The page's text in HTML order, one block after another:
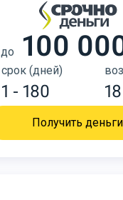
до 100
срок (дней)
1 - 180
Получить деньги